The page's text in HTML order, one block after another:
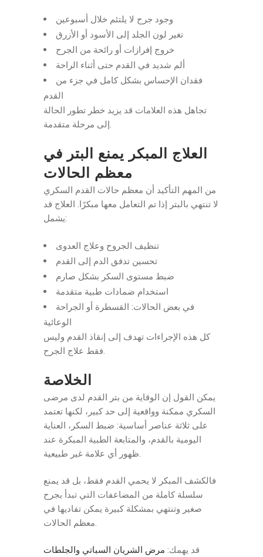
وجود جرح لا يلتئم خلال أسبوعين
تغير لون الجلد إلى الأسود أو الأزرق
خروج إفرازات أو رائحة من الجرح
ألم شديد في القدم حتى أثناء الراحة
فقدان الإحساس بشكل كامل في جزء من
القدم
تجاهل هذه العلامات قد يزيد خطر تطور الحالة
إلى مرحلة متقدمة.
العلاج المبكر يمنع البتر في
معظم الحالات
من المهم التأكيد أن معظم حالات القدم السكري
لا تنتهي بالبتر إذا تم التعامل معها مبكرًا. العلاج قد
يشمل:
تنظيف الجروح وعلاج العدوى
تحسين تدفق الدم إلى القدم
ضبط مستوى السكر بشكل صارم
استخدام ضمادات طبية متقدمة
في بعض الحالات: القسطرة أو الجراحة
الوعائية
كل هذه الإجراءات تهدف إلى إنقاذ القدم وليس
فقط علاج الجرح.
الخلاصة
يمكن القول إن الوقاية من بتر القدم لدى مرضى
السكري ممكنة وواقعية إلى حد كبير، لكنها تعتمد
على ثلاثة عناصر أساسية: ضبط السكر، العناية
اليومية بالقدم، والمتابعة الطبية المبكرة عند
ظهور أي علامة غير طبيعية.
فالكشف المبكر لا يحمي القدم فقط، بل قد يمنع
سلسلة كاملة من المضاعفات التي تبدأ بجرح
صغير وتنتهي بمشكلة كبيرة يمكن تفاديها في
معظم الحالات.
قد يهمك: مرض الشريان السباتي والجلطات